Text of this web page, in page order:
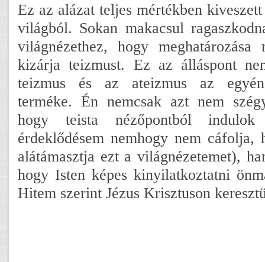
Ez az alázat teljes mértékben
világból. Sokan makacsul
világnézethez, hogy
kizárja teizmust. Ez az álláspont
teizmus és az ateizmus az egyén
terméke. Én nemcsak azt nem
hogy teista nézőpontból
érdeklődésem nemhogy nem cáfolja,
alátámasztja ezt a világnézetemet),
hogy Isten képes kinyilatkoztatni
Hitem szerint Jézus Krisztuson